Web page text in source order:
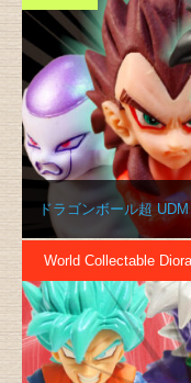
ドラゴンボール超
World Collectable